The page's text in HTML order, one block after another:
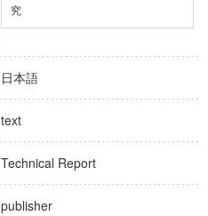
究
日本語
text
Technical Report
publisher